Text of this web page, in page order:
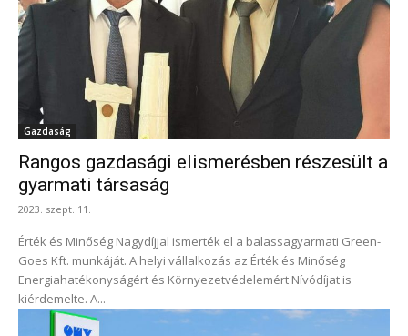
Gazdaság
Rangos gazdasági elismerésben részesült a
gyarmati társaság
2023. szept. 11.
Érték és Minőség Nagydíjjal ismerték el a balassagyarmati Green-
Goes Kft. munkáját. A helyi vállalkozás az Érték és Minőség
Energiahatékonyságért és Környezetvédelemért Nívódíjat is
kiérdemelte. A...